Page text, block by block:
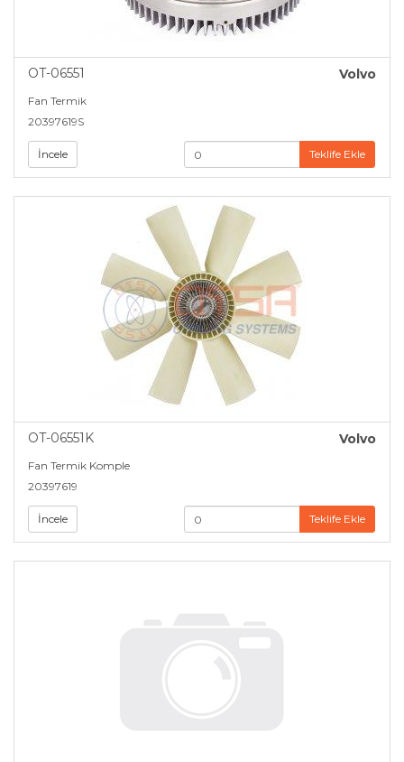
OT-06551 Volvo
Fan Termik
20397619S
İncele Teklife Ekle
OT-06551K Volvo
Fan Termik Komple
20397619
İncele Teklife Ekle